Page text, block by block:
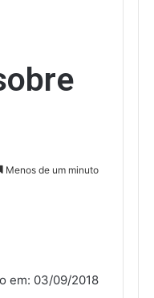
Menos de um minuto
em: 03/09/2018